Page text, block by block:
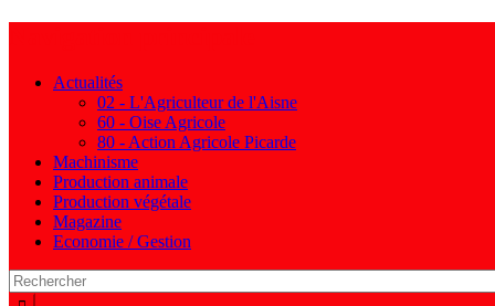
Actualités
02 - L'Agriculteur de l'Aisne
60 - Oise Agricole
80 - Action Agricole Picarde
Machinisme
Production animale
Production végétale
Magazine
Economie / Gestion